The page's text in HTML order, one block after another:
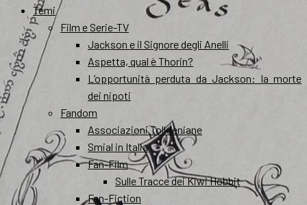
Temi
Film e Serie-TV
Jackson e il Signore degli Anelli
Aspetta, qual è Thorin?
L’opportunità perduta da Jackson: la morte
dei nipoti
Fandom
Associazioni Tolkieniane
Smial in Italia
Fan-Film
Sulle Tracce dei Kiwi Hobbit
Fan-Fiction